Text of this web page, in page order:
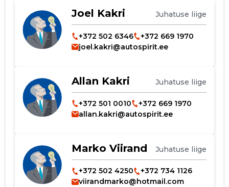
Joel Kakri Juhatuse liige
+372 502 6346
+372 669 1970
joel.kakri@autospirit.ee
Allan Kakri Juhatuse liige
+372 501 0010
+372 669 1970
allan.kakri@autospirit.ee
Marko Viirand Juhatuse liige
+372 502 4250
+372 734 1126
viirandmarko@hotmail.com